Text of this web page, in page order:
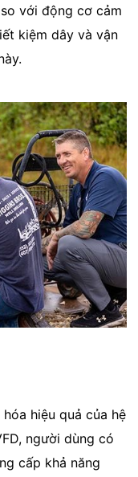
với động cơ cảm
kiệm dây và vận
hiệu quả của hệ
người dùng có
cấp khả năng